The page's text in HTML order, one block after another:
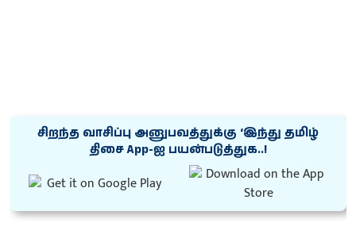
சிறந்த வாசிப்பு அனுபவத்துக்கு ‘இந்து தமிழ்
திசை App-ஐ பயன்படுத்துக..!